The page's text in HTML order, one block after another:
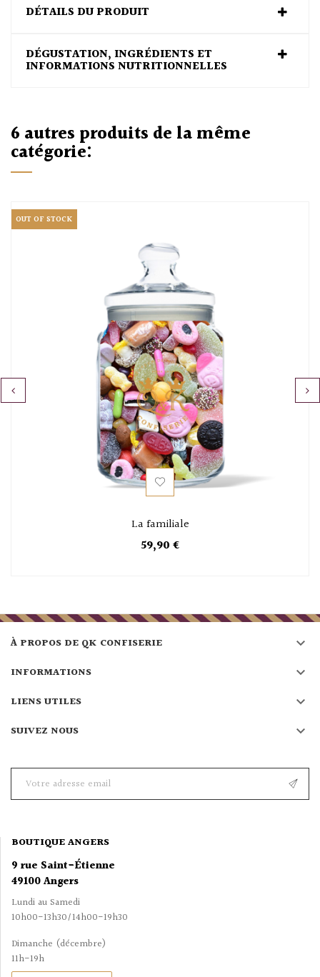
DÉTAILS DU PRODUIT
DÉGUSTATION, INGRÉDIENTS ET
INFORMATIONS NUTRITIONNELLES
6 autres produits de la même
catégorie:
OUT OF STOCK
La familiale
59,90 €
À PROPOS DE QK CONFISERIE 
INFORMATIONS 
LIENS UTILES 
SUIVEZ NOUS 
BOUTIQUE ANGERS
9 rue Saint-Étienne
49100 Angers
Lundi au Samedi
10h00-13h30/14h00-19h30
Dimanche (décembre)
11h-19h